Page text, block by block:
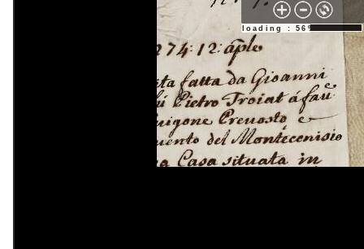
loading : 56%